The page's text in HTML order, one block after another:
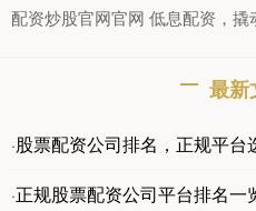
配资炒股官网官网 低息配资，撬
最新
·股票配资公司排名，正规平台
·正规股票配资公司平台排名一